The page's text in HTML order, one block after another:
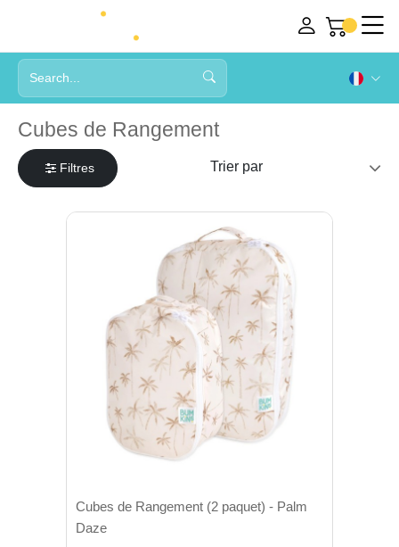
Cubes de Rangement
Filtres
Cubes de Rangement (2 paquet) - Palm
Daze